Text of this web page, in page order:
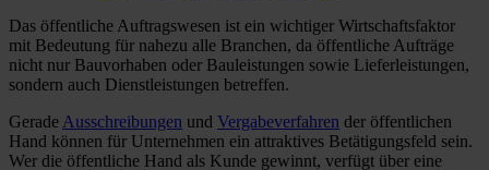
Das öffentliche Auftragswesen ist ein wichtiger Wirtschaftsfaktor
mit Bedeutung für nahezu alle Branchen, da öffentliche Aufträge
nicht nur Bauvorhaben oder Bauleistungen sowie Lieferleistungen,
sondern auch Dienstleistungen betreffen.
GeradeAusschreibungen und Vergabeverfahren der öffentlichen
Hand können für Unternehmen ein attraktives Betätigungsfeld sein.
Wer die öffentliche Hand als Kunde gewinnt, verfügt über eine